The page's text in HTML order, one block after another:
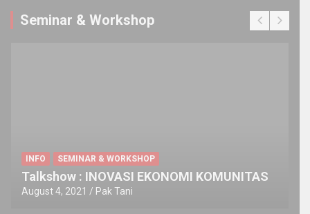
Seminar & Workshop
INFO SEMINAR & WORKSHOP
Talkshow : INOVASI EKONOMI KOMUNITAS
August 4, 2021 Pak Tani